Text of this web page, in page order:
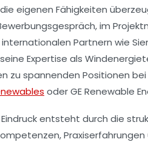
eigenen Fähigkeiten
im
Partnern wie
Expertise als
zu spannenden Positionen
oderGE Renewable
entsteht durch die
Praxiserfahrungen